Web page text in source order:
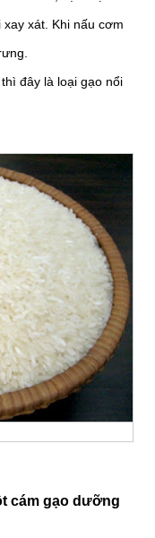
xát. Khi nấu cơm
đây là loại gạo nổi
cám gạo dưỡng